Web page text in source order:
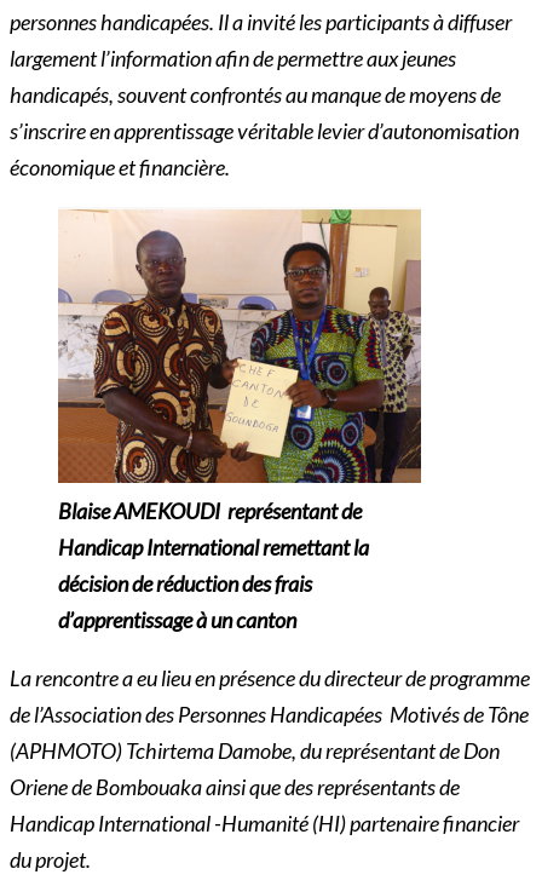
personnes handicapées. Il a invité les participants à diffuser
largement l’information afin de permettre aux jeunes
handicapés, souvent confrontés au manque de moyens de
s’inscrire en apprentissage véritable levier d’autonomisation
économique et financière.
Blaise AMEKOUDI représentant de
Handicap International remettant la
décision de réduction des frais
d’apprentissage à un canton
La rencontre a eu lieu en présence du directeur de programme
de l’Association des Personnes Handicapées Motivés de Tône
(APHMOTO) Tchirtema Damobe, du représentant de Don
Oriene de Bombouaka ainsi que des représentants de
Handicap International -Humanité (HI) partenaire financier
du projet.